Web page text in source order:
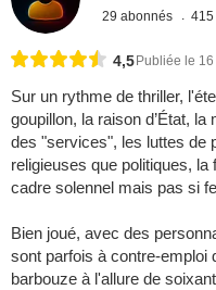
29 abonnés
4,5 Publiée le
Sur un rythme de thriller,
goupillon, la raison d’État,
des "services", les luttes de
religieuses que politiques,
cadre solennel mais pas si
Bien joué, avec des
sont parfois à contre-emploi
barbouze à l'allure de